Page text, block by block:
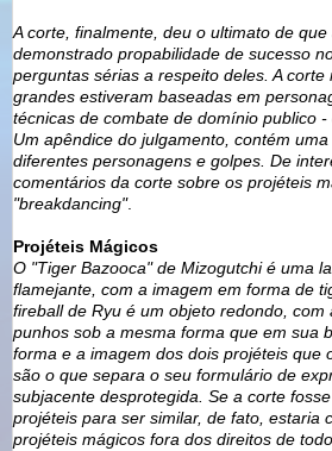
A corte, finalmente, deu o ultimato de
demonstrado propabilidade de sucesso
perguntas sérias a respeito deles. A
grandes estiveram baseadas em
técnicas de combate de domínio publico -
Um apêndice do julgamento, contém
diferentes personagens e golpes. De
comentários da corte sobre os projéteis
"breakdancing".
Projéteis Mágicos
O "Tiger Bazooca" de Mizogutchi é uma
flamejante, com a imagem em forma de
fireball de Ryu é um objeto redondo, com
punhos sob a mesma forma que em sua
forma e a imagem dos dois projéteis que
são o que separa o seu formulário de
subjacente desprotegida. Se a corte
projéteis para ser similar, de fato, estaria
projéteis mágicos fora dos direitos de